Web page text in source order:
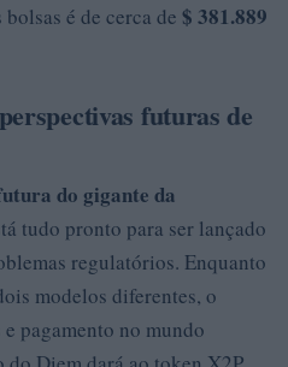
é de cerca de $ 381.889
futuras de
do gigante da
tudo pronto para ser lançado
regulatórios. Enquanto
modelos diferentes, o
pagamento no mundo